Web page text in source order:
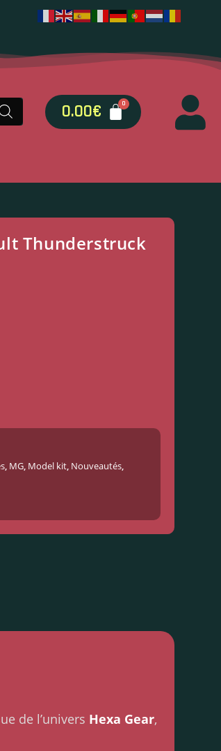
0.00€
Thunderstruck
, MG, Model kit, Nouveautés,
de l’univers Hexa Gear,